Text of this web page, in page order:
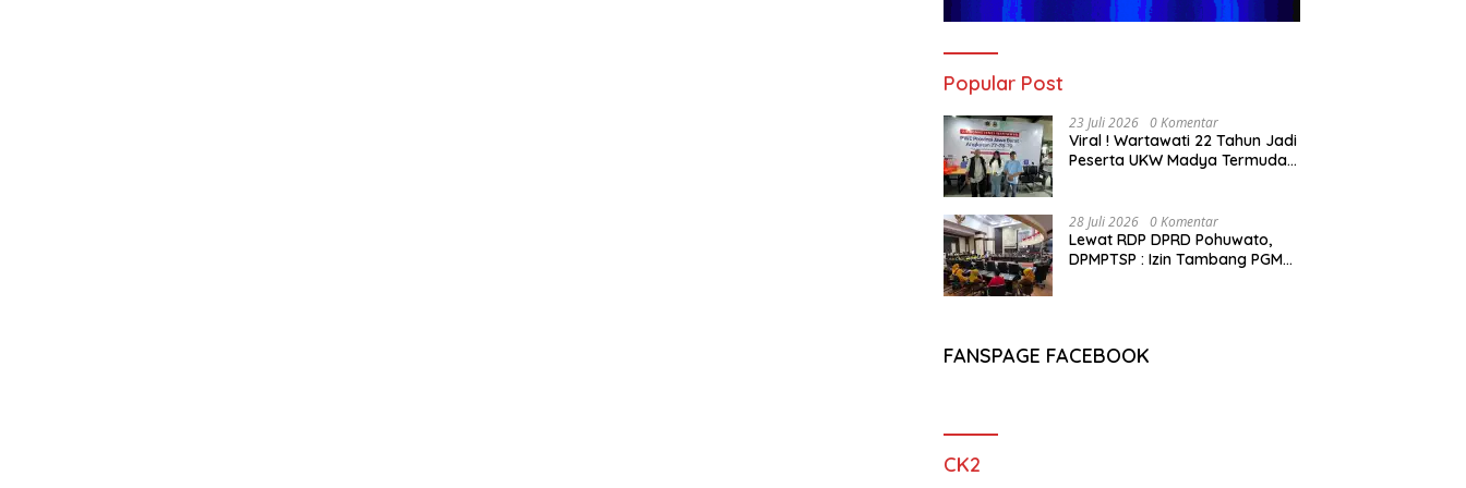
Popular Post
23 Juli 2026 0 Komentar
Viral ! Wartawati 22 Tahun Jadi
Peserta UKW Madya Termuda
28 Juli 2026 0 Komentar
Lewat RDP DPRD Pohuwato,
DPMPTSP : Izin Tambang PGM
FANSPAGE FACEBOOK
CK2